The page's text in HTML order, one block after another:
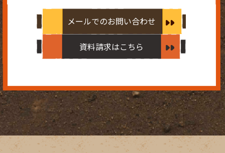
メールでのお問い合わせ
資料請求はこちら